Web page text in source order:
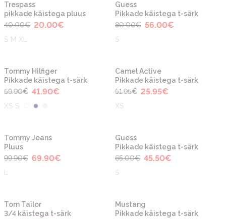
Trespass
pikkade käistega pluus
40.00€ 20.00€
S M XL
Guess
Pikkade käistega t-särk
80.00€ 56.00€
S
-30%
Tommy Hilfiger
Pikkade käistega t-särk
59.90€ 41.90€
XS S
-50%
Camel Active
Pikkade käistega t-särk
51.95€ 25.95€
XS
Tommy Jeans
Pluus
99.90€ 69.90€
Guess
Pikkade käistega t-särk
65.00€ 45.50€
S
-30%
Tom Tailor
3/4 käistega t-särk
Mustang
Pikkade käistega t-särk